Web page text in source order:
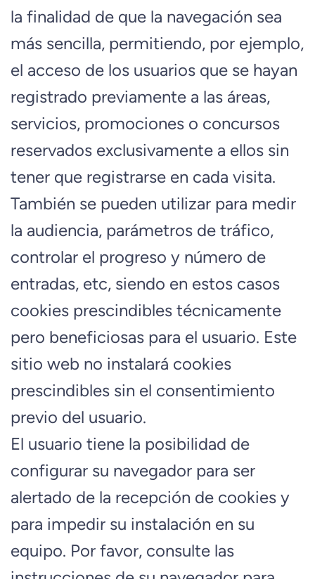
la finalidad de que la navegación sea
más sencilla, permitiendo, por ejemplo,
el acceso de los usuarios que se hayan
registrado previamente a las áreas,
servicios, promociones o concursos
reservados exclusivamente a ellos sin
tener que registrarse en cada visita.
También se pueden utilizar para medir
la audiencia, parámetros de tráfico,
controlar el progreso y número de
entradas, etc, siendo en estos casos
cookies prescindibles técnicamente
pero beneficiosas para el usuario. Este
sitio web no instalará cookies
prescindibles sin el consentimiento
previo del usuario.
El usuario tiene la posibilidad de
configurar su navegador para ser
alertado de la recepción de cookies y
para impedir su instalación en su
equipo. Por favor, consulte las